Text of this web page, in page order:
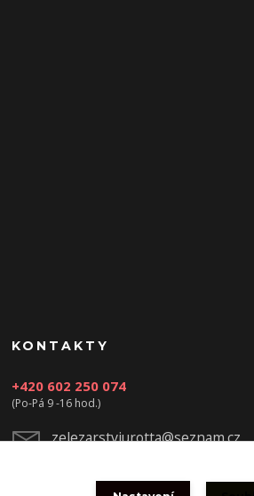
KONTAKTY
+420 602 250 074
(Po-Pá 9 -16 hod.)
zelezarstviurotta@seznam.cz